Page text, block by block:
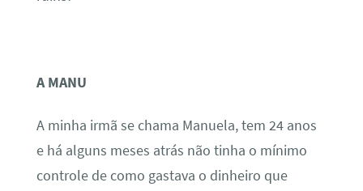
A MANU
A minha irmã se chama Manuela, tem 24 anos
e há alguns meses atrás não tinha o mínimo
controle de como gastava o dinheiro que